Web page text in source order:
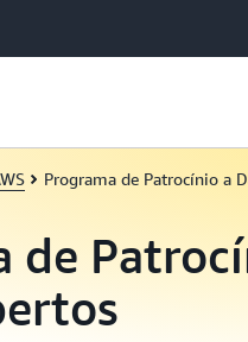
Programa de Patrocínio a
de